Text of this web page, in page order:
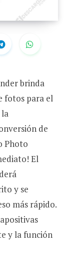
brinda
fotos para el
de
Photo
El
y se
más rápido.
y la función